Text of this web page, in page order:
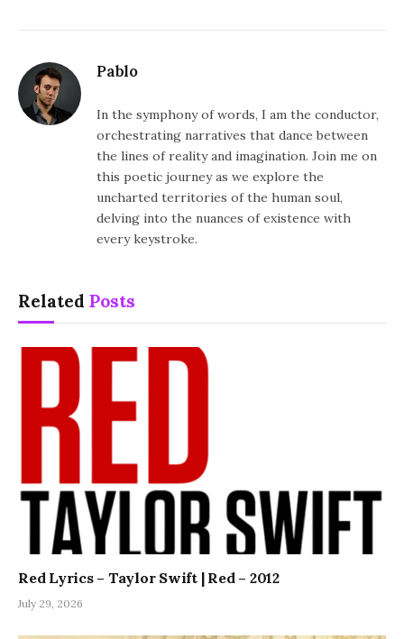
Pablo
In the symphony of words, I am the conductor,
orchestrating narratives that dance between
the lines of reality and imagination. Join me on
this poetic journey as we explore the
uncharted territories of the human soul,
delving into the nuances of existence with
every keystroke.
Related Posts
Red Lyrics – Taylor Swift | Red – 2012
July 29, 2026